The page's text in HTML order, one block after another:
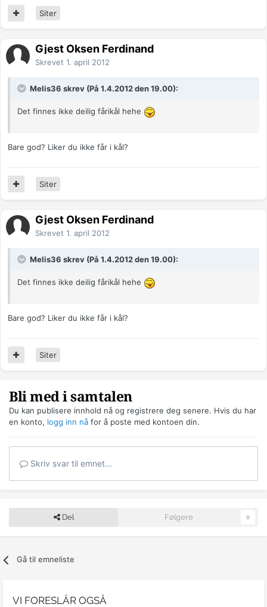
Siter
Gjest Oksen Ferdinand
Skrevet 1. april 2012
Melis36 skrev (På 1.4.2012 den 19.00):
Det finnes ikke deilig fårikål hehe
Bare god? Liker du ikke får i kål?
Siter
Gjest Oksen Ferdinand
Skrevet 1. april 2012
Melis36 skrev (På 1.4.2012 den 19.00):
Det finnes ikke deilig fårikål hehe
Bare god? Liker du ikke får i kål?
Siter
Bli med i samtalen
Du kan publisere innhold nå og registrere deg senere. Hvis du har
en konto, logg inn nå for å poste med kontoen din.
Skriv svar til emnet...
Del Følgere 0
Gå til emneliste
VI FORESLÅR OGSÅ